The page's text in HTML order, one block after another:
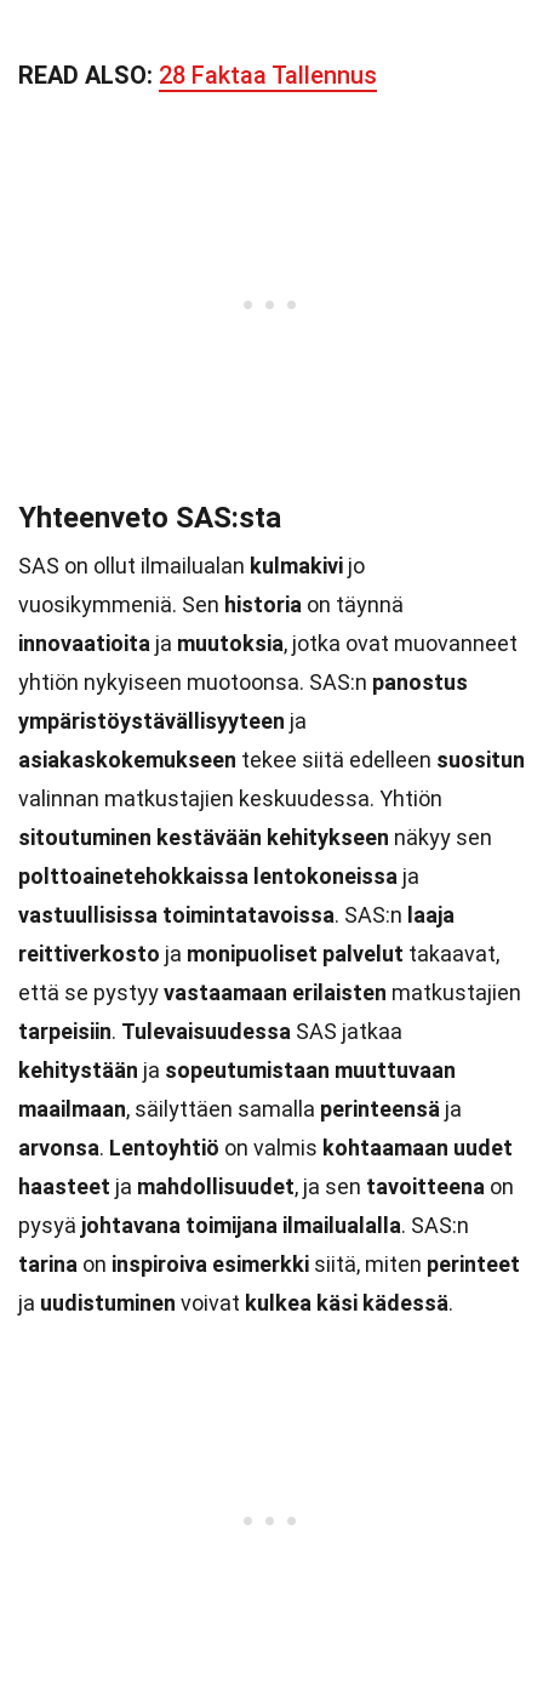
READ ALSO: 28 Faktaa Tallennus
Yhteenveto SAS:sta
SAS on ollut ilmailualan kulmakivi jo
vuosikymmeniä. Sen historia on täynnä
innovaatioita ja muutoksia, jotka ovat muovanneet
yhtiön nykyiseen muotoonsa. SAS:n panostus
ympäristöystävällisyyteen ja
asiakaskokemukseen tekee siitä edelleen suositun
valinnan matkustajien keskuudessa. Yhtiön
sitoutuminen kestävään kehitykseen näkyy sen
polttoainetehokkaissa lentokoneissa ja
vastuullisissa toimintatavoissa. SAS:n laaja
reittiverkosto ja monipuoliset palvelut takaavat,
että se pystyyvastaamaan erilaisten matkustajien
tarpeisiin. Tulevaisuudessa SAS jatkaa
kehitystään ja sopeutumistaan muuttuvaan
maailmaan, säilyttäen samalla perinteensä ja
arvonsa. Lentoyhtiö on valmis kohtaamaan uudet
haasteet ja mahdollisuudet, ja sen tavoitteena on
pysyä johtavana toimijana ilmailualalla. SAS:n
tarina on inspiroiva esimerkki siitä, miten perinteet
ja uudistuminen voivat kulkea käsi kädessä.